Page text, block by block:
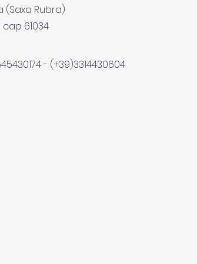
(Saxa Rubra)
61034
- (+39)3314430604